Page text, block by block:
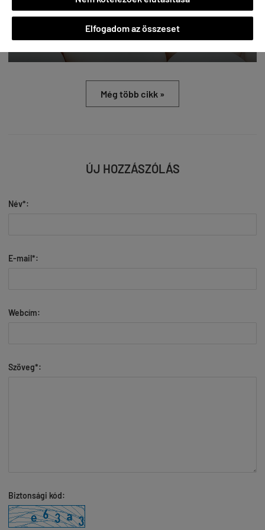
Elfogadom az összeset
Táplálkozás
Egyél koleszterint a gyorsabb
izomépítéshez (Calvin Huynh)
Még több cikk »
ÚJ HOZZÁSZÓLÁS
Név*:
E-mail*:
Webcím:
Szöveg*:
Biztonsági kód: